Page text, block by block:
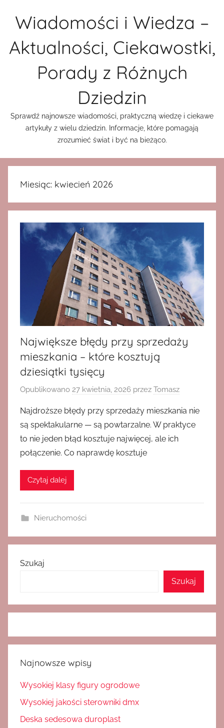
Wiadomości i Wiedza –
Aktualności, Ciekawostki,
Porady z Różnych
Dziedzin
Sprawdź najnowsze wiadomości, praktyczną wiedzę i ciekawe
artykuły z wielu dziedzin. Informacje, które pomagają
zrozumieć świat i być na bieżąco.
Miesiąc: kwiecień 2026
Największe błędy przy sprzedaży
mieszkania – które kosztują
dziesiątki tysięcy
Opublikowano 27 kwietnia, 2026 przez Tomasz
Najdroższe błędy przy sprzedaży mieszkania nie
są spektakularne — są powtarzalne. W praktyce
to nie jeden błąd kosztuje najwięcej, ale ich
połączenie. Co naprawdę kosztuje
Czytaj dalej
Nieruchomości
Szukaj
Szukaj
Najnowsze wpisy
Wysokiej klasy figury ogrodowe
Wysokiej jakości sterowniki dmx
Deska sedesowa duroplast